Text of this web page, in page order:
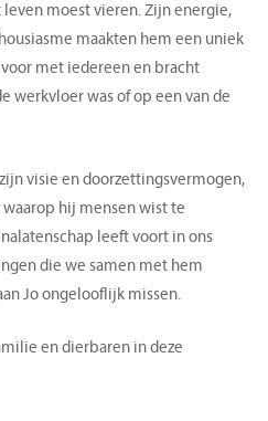
moest vieren. Zijn energie,
maakten hem een uniek
met iedereen en bracht
werkvloer was of op een van de
visie en doorzettingsvermogen,
hij mensen wist te
leeft voort in ons
die we samen met hem
Jo ongelooflijk missen.
en dierbaren in deze